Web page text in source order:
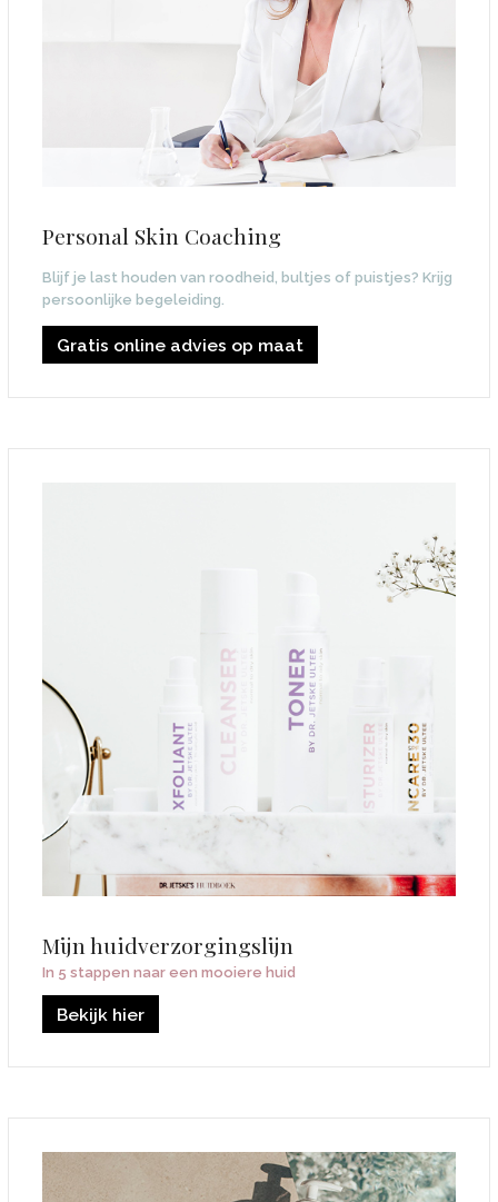
Personal Skin Coaching
Blijf je last houden van roodheid, bultjes of puistjes? Krijg
persoonlijke begeleiding.
Gratis online advies op maat
Mijn huidverzorgingslijn
In 5 stappen naar een mooiere huid
Bekijk hier